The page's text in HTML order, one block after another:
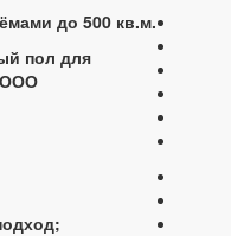
до 500 кв.м.
пол для
ООО